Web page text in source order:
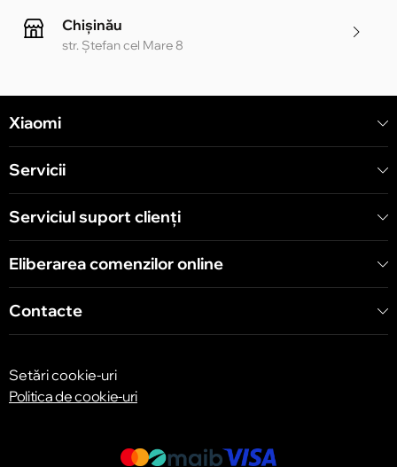
Chișinău
str. Ștefan cel Mare 8
Chișinău
str. Arborilor 21, CC «Shopping MallDova»
Xiaomi
Servicii
Serviciul suport clienţi
Eliberarea comenzilor online
Contacte
Setări cookie-uri
Politica de cookie-uri